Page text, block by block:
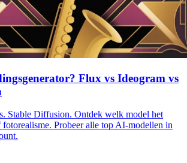
Flux vs Ideogram vs
Stable Diffusion. Ontdek welk model het
fotorealisme. Probeer alle top AI-modellen in